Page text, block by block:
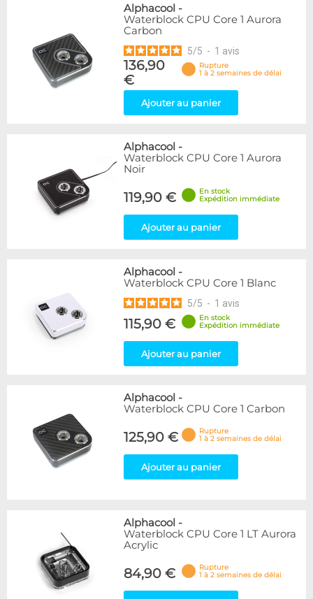
Alphacool -
Waterblock CPU Core 1 Aurora
Carbon
5/5 - 1 avis
136,90
€
Rupture
1 à 2 semaines de délai
Ajouter au panier
Alphacool -
Waterblock CPU Core 1 Aurora
Noir
119,90 €
En stock
Expédition immédiate
Ajouter au panier
Alphacool -
Waterblock CPU Core 1 Blanc
5/5 - 1 avis
115,90 €
En stock
Expédition immédiate
Ajouter au panier
Alphacool -
Waterblock CPU Core 1 Carbon
125,90 €
Rupture
1 à 2 semaines de délai
Ajouter au panier
Alphacool -
Waterblock CPU Core 1 LT Aurora
Acrylic
84,90 €
Rupture
1 à 2 semaines de délai